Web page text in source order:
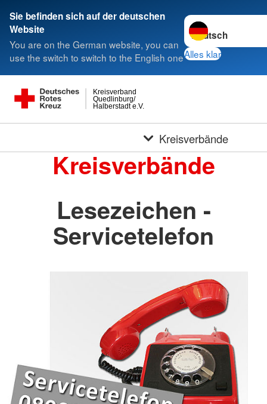
Sie befinden sich auf der deutschen
Website
You are on the German website, you can
use the switch to switch to the English one
Sprache wechseln
Alles klar
Halberstadt e.V.
Quedlinburg/
Kreisverband
Kreisverbände
Kreisverbände
Lesezeichen -
Servicetelefon